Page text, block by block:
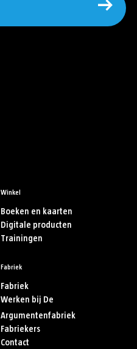
Winkel
Boeken en kaarten
Digitale producten
Trainingen
Fabriek
Fabriek
Werken bij De
Argumentenfabriek
Fabriekers
Contact